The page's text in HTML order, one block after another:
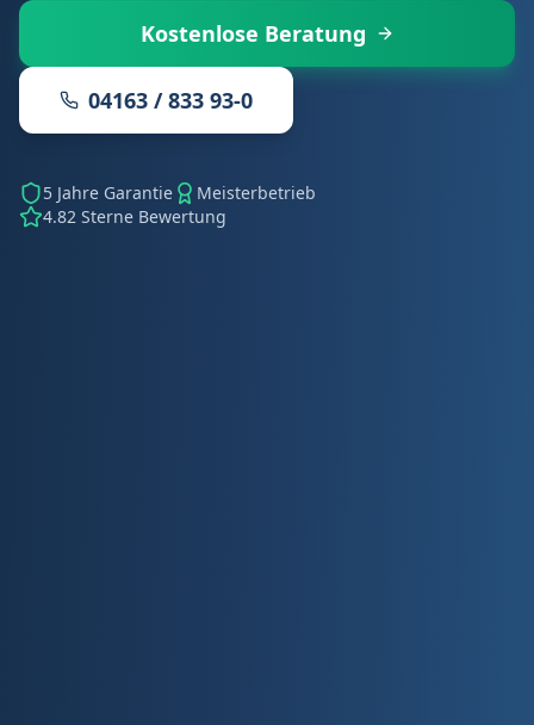
Kostenlose Beratung
04163 / 833 93-0
5 Jahre Garantie
Meisterbetrieb
4.82 Sterne Bewertung